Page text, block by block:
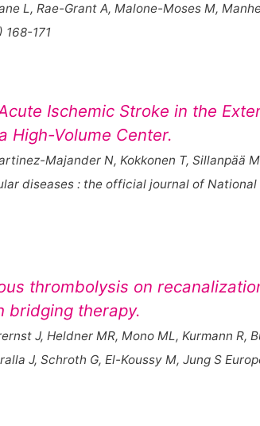
L, Rae-Grant A, Malone-Moses M,
171
Ischemic Stroke in the
High-Volume Center.
Majander N, Kokkonen T, Sillanpää
diseases : the official journal of National
thrombolysis on
bridging therapy.
J, Heldner MR, Mono ML, Kurmann R,
J, Schroth G, El-Koussy M, Jung S